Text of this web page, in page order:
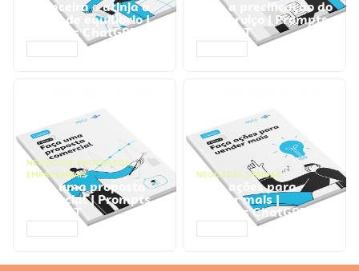
financeira e atinja o
ponto de equilíbrio |
Prompts ChatGPT
Faça a precificação do
seu serviço | Prompts
ChatGPT
NEGÓCIOS, PROCESSOS
EMPRESARIAIS
Faça uma proposta
comercial | Prompts
ChatGPT
NEGÓCIOS, VENDAS
Faça ações para
vender mais |
Prompts ChatGPT